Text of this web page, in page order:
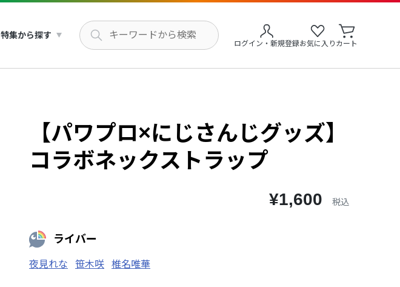
特集から探す
ログイン・新規登録お気に入り カート
【パワプロ×にじさんじグッズ】
コラボネックストラップ
¥1,600 税込
ライバー
夜見れな 笹木咲 椎名唯華